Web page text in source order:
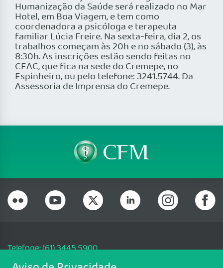
Humanização da Saúde será realizado no Mar
Hotel, em Boa Viagem, e tem como
coordenadora a psicóloga e terapeuta
familiar Lúcia Freire. Na sexta-feira, dia 2, os
trabalhos começam às 20h e no sábado (3), às
8:30h. As inscrições estão sendo feitas no
CEAC, que fica na sede do Cremepe, no
Espinheiro, ou pelo telefone: 3241.5744. Da
Assessoria de Imprensa do Cremepe.
Telefone: (61) 3445 5900
Email: cfm@portalmedico.org.br